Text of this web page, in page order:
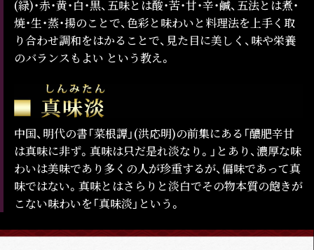
(緑)・赤・黄・白・黒、五味とは酸・苦・甘・辛・鹹、五法とは煮・
焼・生・蒸・揚のことで、色彩と味わいと料理法を上手く取
り合わせ調和をはかることで、見た目に美しく、味や栄養
のバランスもよい という教え。
中国、明代の書「菜根譚」(洪応明)の前集にある「醲肥辛甘
は真味に非ず。真味は只だ是れ淡なり。」とあり、濃厚な味
わいは美味であり多くの人が珍重するが、偏味であって真
味ではない。真味とはさらりと淡白でその物本質の飽きが
こない味わいを「真味淡」という。